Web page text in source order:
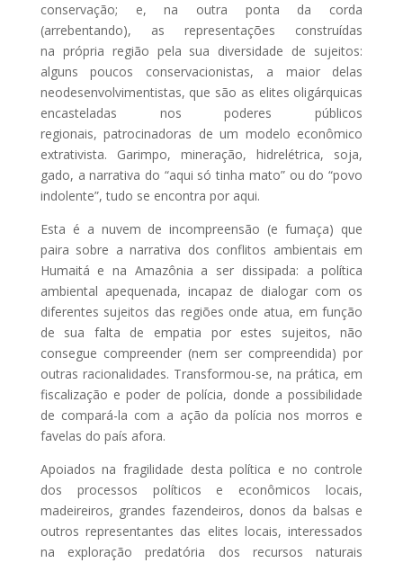
conservação; e, na outra ponta da corda
(arrebentando), as representações construídas
na própria região pela sua diversidade de sujeitos:
alguns poucos conservacionistas, a maior delas
neodesenvolvimentistas, que são as elites oligárquicas
encasteladas nos poderes públicos
regionais, patrocinadoras de um modelo econômico
extrativista. Garimpo, mineração, hidrelétrica, soja,
gado, a narrativa do “aqui só tinha mato” ou do “povo
indolente”, tudo se encontra por aqui.
Esta é a nuvem de incompreensão (e fumaça) que
paira sobre a narrativa dos conflitos ambientais em
Humaitá e na Amazônia a ser dissipada: a política
ambiental apequenada, incapaz de dialogar com os
diferentes sujeitos das regiões onde atua, em função
de sua falta de empatia por estes sujeitos, não
consegue compreender (nem ser compreendida) por
outras racionalidades. Transformou-se, na prática, em
fiscalização e poder de polícia, donde a possibilidade
de compará-la com a ação da polícia nos morros e
favelas do país afora.
Apoiados na fragilidade desta política e no controle
dos processos políticos e econômicos locais,
madeireiros, grandes fazendeiros, donos da balsas e
outros representantes das elites locais, interessados
na exploração predatória dos recursos naturais